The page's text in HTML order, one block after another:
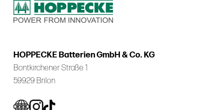
HOPPECKE Batterien GmbH & Co. KG
Bontkirchener Straße 1
59929 Brilon